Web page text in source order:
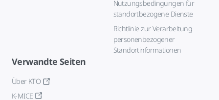
Nutzungsbedingungen für
standortbezogene Dienste
Richtlinie zur Verarbeitung
personenbezogener
Standortinformationen
Verwandte Seiten
Über KTO
K-MICE